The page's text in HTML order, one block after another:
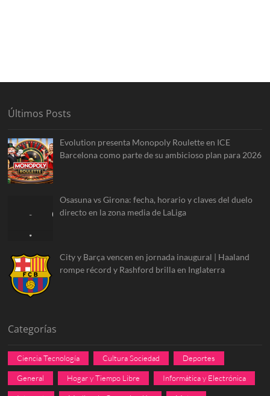
Últimos Posts
Evolution presenta Monopoly Roulette en ICE
Barcelona como parte de su ambicioso plan para 2026
Osasuna vs Girona: fecha, horario y claves del duelo
directo en la zona media de LaLiga
City y Barça vencen en jornada inaugural | Haaland
rompe récord y Rashford brilla en Inglaterra
Categorías
Ciencia Tecnología Cultura Sociedad Deportes
General Hogar y Tiempo Libre Informática y Electrónica